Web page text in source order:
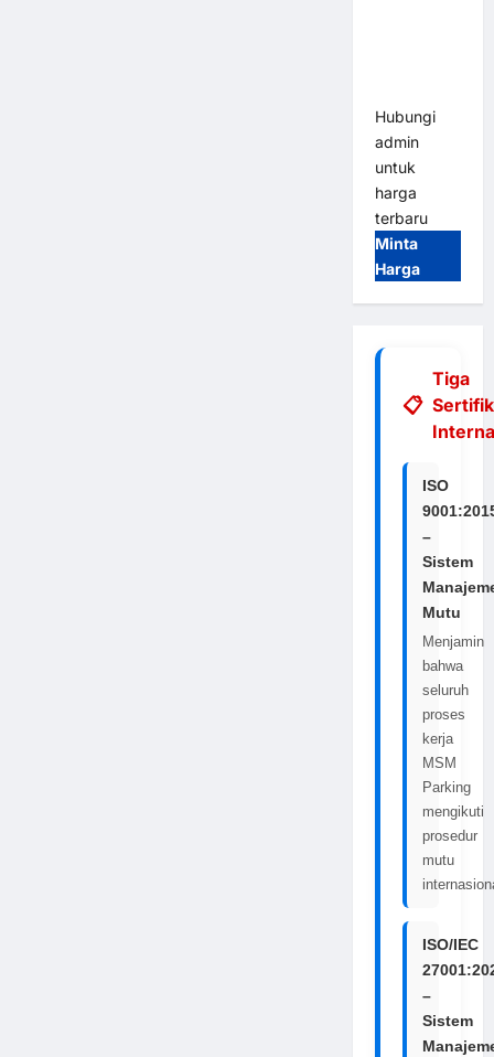
Hubungi
admin
untuk
harga
terbaru
Minta
Harga
Tiga
ISO
–
Sistem
Mutu
Menjamin
bahwa
seluruh
proses
kerja
MSM
Parking
mengikuti
prosedur
mutu
ISO/IEC
–
Sistem